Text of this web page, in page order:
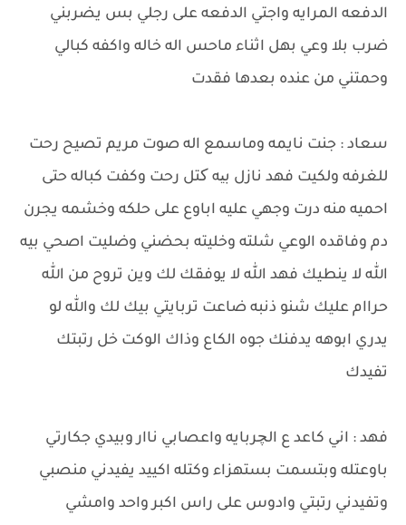
الدفعه المرايه واجتي الدفعه على رجلي بس يضربني
ضرب بلا وعي بهل اثناء ماحس اله خاله واكفه كبالي
وحمتني من عنده بعدها فقدت
سعاد : جنت نايمه وماسمع اله صوت مريم تصيح رحت
للغرفه ولكيت فهد نازل بیه کتل رحت وكفت كباله حتى
احميه منه درت وجهي عليه اباوع على حلكه وخشمه يجرن
دم وفاقده الوعي شلته وخليته بحضني وضليت اصحي بيه
الله لا ينطيك فهد الله لا يوفقك لك وين تروح من الله
حراام عليك شنو ذنبه ضاعت تربايتي بيك لك والله لو
يدري ابوهه يدفنك جوه الكاع وذاك الوكت خل رتبتك
تفيدك
فهد : اني كاعد ع الچربايه واعصابي ناار وبيدي جكارتي
باوعتله وبتسمت بستهزاء وكتله اكييد يفيدني منصبي
وتفيدني رتبتي وادوس على راس اكبر واحد وامشي